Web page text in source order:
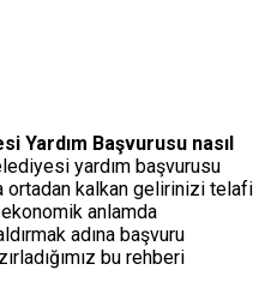
Yardım Başvurusu nasıl
yardım başvurusu
ortadan kalkan gelirinizi telafi
anlamda
adına başvuru
bu rehberi